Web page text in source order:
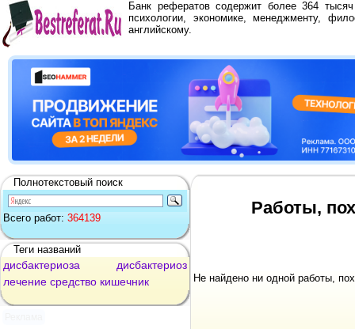
Банк рефератов содержит более 364
психологии, экономике, менеджменту,
английскому.
Полнотекстовый поиск
Всего работ: 364139
Теги названий
дисбактериоза
дисбактериоз
лечение средство кишечник
Работы,
Не найдено ни одной работы,